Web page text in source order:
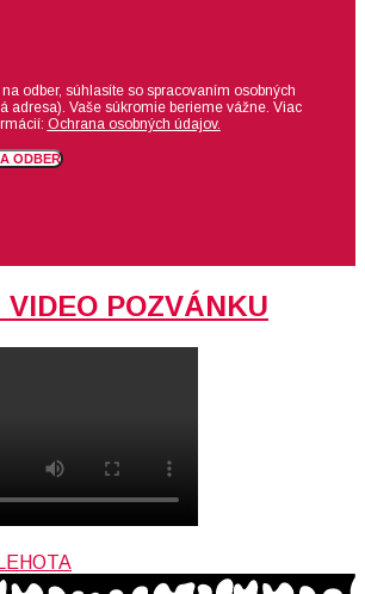
odber, súhlasíte so spracovaním osobných
adresa). Vaše súkromie berieme vážne. Viac
Ochrana osobných údajov.
ODBER
VIDEO POZVÁNKU